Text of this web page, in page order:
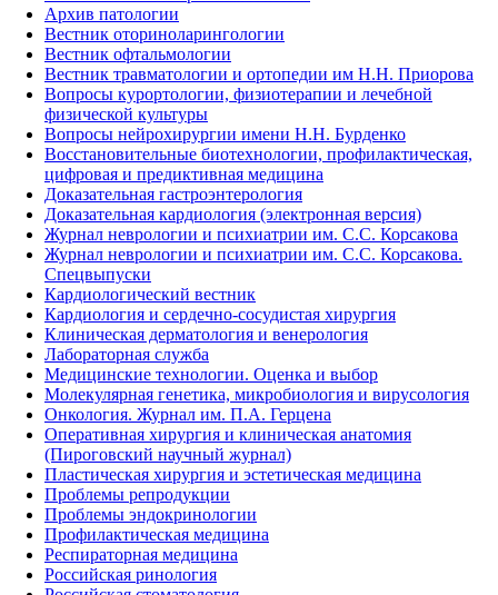
Архив патологии
Вестник оториноларингологии
Вестник офтальмологии
Вестник травматологии и ортопедии им Н.Н. Приорова
Вопросы курортологии, физиотерапии и лечебной
физической культуры
Вопросы нейрохирургии имени Н.Н. Бурденко
Восстановительные биотехнологии, профилактическая,
цифровая и предиктивная медицина
Доказательная гастроэнтерология
Доказательная кардиология (электронная версия)
Журнал неврологии и психиатрии им. С.С. Корсакова
Журнал неврологии и психиатрии им. С.С. Корсакова.
Спецвыпуски
Кардиологический вестник
Кардиология и сердечно-сосудистая хирургия
Клиническая дерматология и венерология
Лабораторная служба
Медицинские технологии. Оценка и выбор
Молекулярная генетика, микробиология и вирусология
Онкология. Журнал им. П.А. Герцена
Оперативная хирургия и клиническая анатомия
(Пироговский научный журнал)
Пластическая хирургия и эстетическая медицина
Проблемы репродукции
Проблемы эндокринологии
Профилактическая медицина
Респираторная медицина
Российская ринология